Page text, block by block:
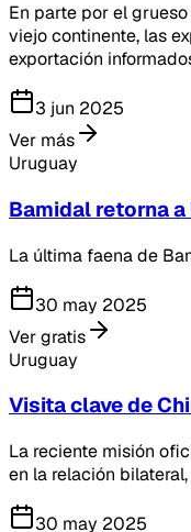
En parte por el
viejo continente, las
exportación
3 jun 2025
Ver más
Uruguay
Bamidal retorna
La última faena de
30 may 2025
Ver gratis
Uruguay
Visita clave de
La reciente misión
en la relación
30 may 2025